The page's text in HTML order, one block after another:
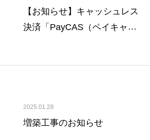
【お知らせ】キャッシュレス
決済「PayCAS（ペイキャ
2025.01.28
増築工事のお知らせ